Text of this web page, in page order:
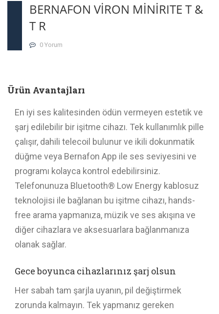
BERNAFON VİRON MİNİRITE T &
T R
0 Yorum
Ürün Avantajları
En iyi ses kalitesinden ödün vermeyen estetik ve
şarj edilebilir bir işitme cihazı. Tek kullanımlık pille
çalışır, dahili telecoil bulunur ve ikili dokunmatik
düğme veya Bernafon App ile ses seviyesini ve
programı kolayca kontrol edebilirsiniz.
Telefonunuza Bluetooth® Low Energy kablosuz
teknolojisi ile bağlanan bu işitme cihazı, hands-
free arama yapmanıza, müzik ve ses akışına ve
diğer cihazlara ve aksesuarlara bağlanmanıza
olanak sağlar.
Gece boyunca cihazlarınız şarj olsun
Her sabah tam şarjla uyanın, pil değiştirmek
zorunda kalmayın. Tek yapmanız gereken